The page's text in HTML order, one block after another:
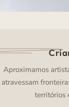
Aproximamos
atravessam
territórios